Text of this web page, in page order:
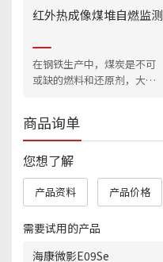
红外热成像煤堆自燃监测
在钢铁生产中，煤炭是不可
或缺的燃料和还原剂，大量
响，煤堆极易发生自燃现
象，不仅造成巨大的经济损
失，还严重污染环境。
商品询单
您想了解
产品资料 产品价格
需要试用的产品